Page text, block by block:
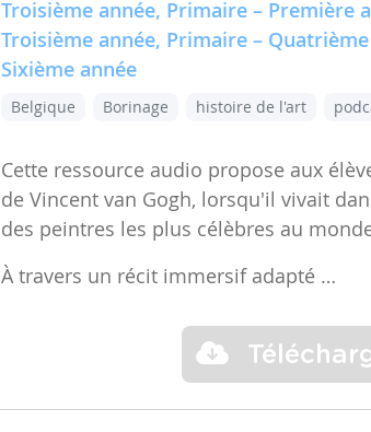
Troisième année, Primaire – Première
Troisième année, Primaire –
Sixième année
Belgique Borinage histoire de l'art
Cette ressource audio propose aux
de Vincent van Gogh, lorsqu'il vivait
des peintres les plus célèbres au
À travers un récit immersif adapté …